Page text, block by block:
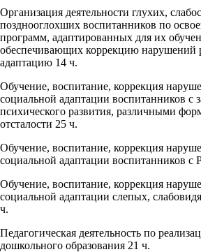
Организация деятельности глухих,
позднооглохших воспитанников по
программ, адаптированных для их
обеспечивающих коррекцию нарушений
адаптацию 14 ч.
Обучение, воспитание, коррекция
социальной адаптации воспитанников с
психического развития, различными
отсталости 25 ч.
Обучение, воспитание, коррекция
социальной адаптации воспитанников с
Обучение, воспитание, коррекция
социальной адаптации слепых,
ч.
Педагогическая деятельность по
дошкольного образования 21 ч.